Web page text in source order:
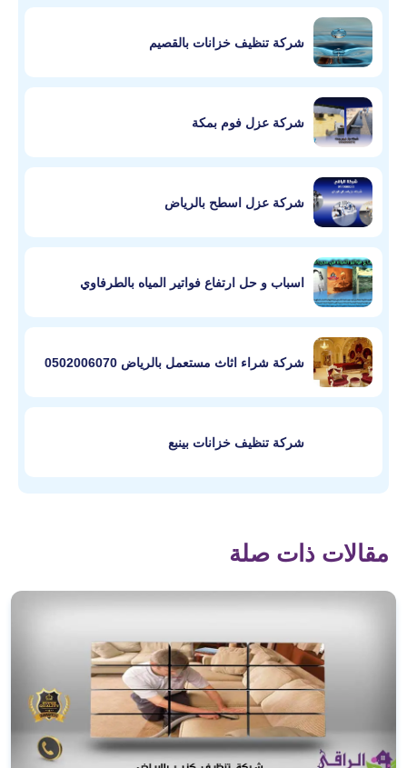
شركة تنظيف خزانات بالقصيم
شركة عزل فوم بمكة
شركة عزل اسطح بالرياض
اسباب و حل ارتفاع فواتير المياه بالطرفاوي
شركة شراء اثاث مستعمل بالرياض 0502006070
شركة تنظيف خزانات بينبع
مقالات ذات صلة